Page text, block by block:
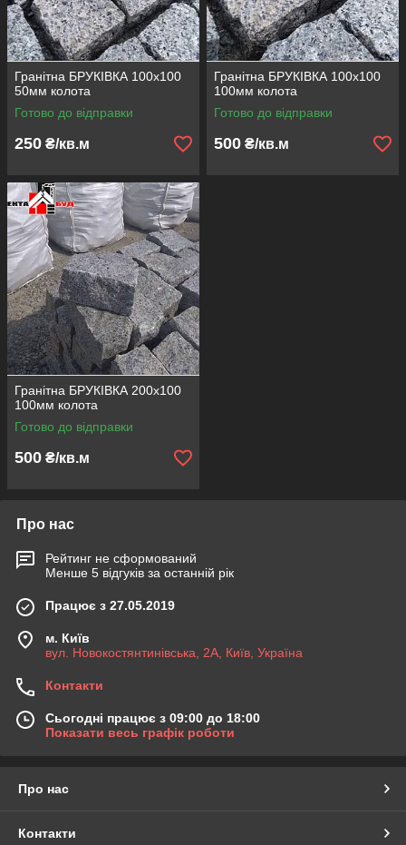
Гранітна БРУКІВКА 100х100
50мм колота
Готово до відправки
250 ₴/кв.м
Гранітна БРУКІВКА 100х100
100мм колота
Готово до відправки
500 ₴/кв.м
Гранітна БРУКІВКА 200х100
100мм колота
Готово до відправки
500 ₴/кв.м
Про нас
Рейтинг не сформований
Менше 5 відгуків за останній рік
Працює з 27.05.2019
м. Київ
вул. Новокостянтинівська, 2А, Київ, Україна
Контакти
Сьогодні працює з 09:00 до 18:00
Показати весь графік роботи
Про нас
Контакти